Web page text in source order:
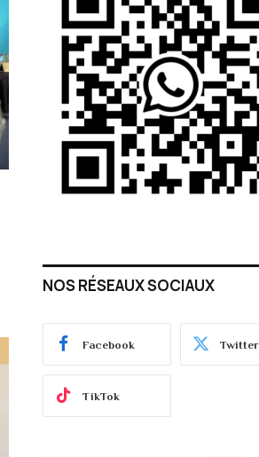
NOS RÉSEAUX SOCIAUX
Facebook Twitter
TikTok